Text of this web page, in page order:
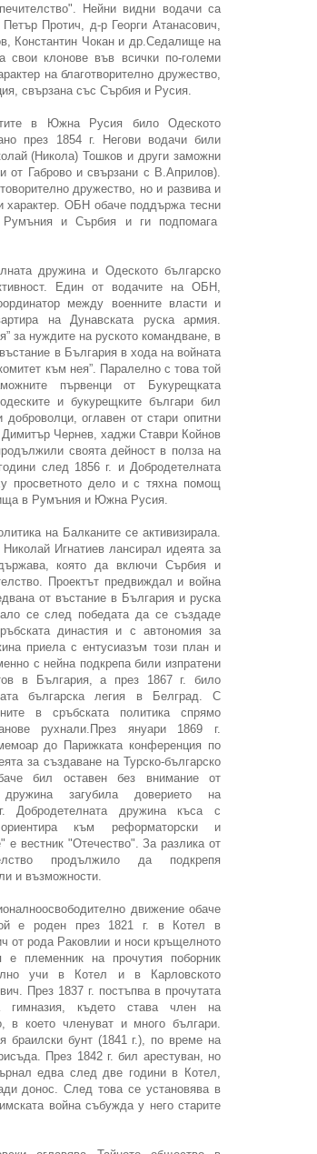
Нейни видни водачи са
Протич, д-р Георги Атанасович,
Константин Чокан и др.Седалище на
свои клонове във всички по-големи
на благотворително дружество,
свързана със Сърбия и Русия.
в Южна Русия било Одеското
през 1854 г. Негови водачи били
(Никола) Тошков и други заможни
от Габрово и свързани с В.Априлов).
дружество, но и развива и
характер. ОБН обаче поддържа тесни
Румъния и Сърбия и ги подпомага
дружина и Одеското българско
Един от водачите на ОБН,
между военните власти и
на Дунавската руска армия.
за нуждите на руското командване, в
в България в хода на войната
към нея”. Паралелно с това той
първенци от Букурещката
и букурещките българи бил
оглавен от стари опитни
Чернев, хаджи Ставри Койнов
своята дейност в полза на
след 1856 г. и Добродетелната
просветното дело и с тяхна помощ
в Румъния и Южна Русия.
на Балканите се активизирала.
Игнатиев лансирал идеята за
която да включи Сърбия и
Проектът предвиждал и война
от въстание в България и руска
се след победата да се създаде
династия и с автономия за
приела с ентусиазъм този план и
с нейна подкрепа били изпратени
в България, а през 1867 г. било
българска легия в Белград. С
в сръбската политика спрямо
рухнали.През януари 1869 г.
до Парижката конференция по
за създаване на Турско-българско
бил оставен без внимание от
загубила доверието на
Добродетелната дружина къса с
към реформаторски и
е вестник "Отечество". За разлика от
продължило да подкрепя
и възможности.
движение обаче
е роден през 1821 г. в Котел в
от рода Раковлии и носи кръщелното
племенник на прочутия поборник
учи в Котел и в Карловското
През 1837 г. постъпва в прочутата
гимназия, където става член на
в което членуват и много българи.
браилски бунт (1841 г.), по време на
През 1842 г. бил арестуван, но
едва след две години в Котел,
донос. След това се установява в
война събужда у него старите